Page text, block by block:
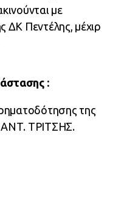
με
ΔΚ Πεντέλης, μέχιρ
:
της
ΑΝΤ. ΤΡΙΤΣΗΣ.